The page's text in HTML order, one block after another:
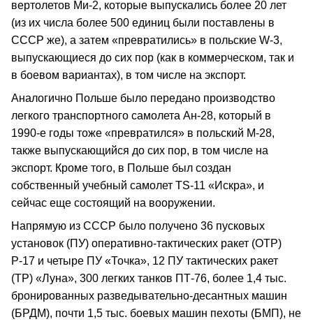
вертолетов Ми-2, которые выпускались более 20 лет
(из их числа более 500 единиц были поставлены в
СССР же), а затем «превратились» в польские W-3,
выпускающиеся до сих пор (как в коммерческом, так и
в боевом вариантах), в том числе на экспорт.
Аналогично Польше было передано производство
легкого транспортного самолета Ан-28, который в
1990-е годы тоже «превратился» в польский М-28,
также выпускающийся до сих пор, в том числе на
экспорт. Кроме того, в Польше был создан
собственный учебный самолет TS-11 «Искра», и
сейчас еще состоящий на вооружении.
Напрямую из СССР было получено 36 пусковых
установок (ПУ) оперативно-тактических ракет (ОТР)
Р-17 и четыре ПУ «Точка», 12 ПУ тактических ракет
(ТР) «Луна», 300 легких танков ПТ-76, более 1,4 тыс.
бронированных разведывательно-десантных машин
(БРДМ), почти 1,5 тыс. боевых машин пехоты (БМП), не